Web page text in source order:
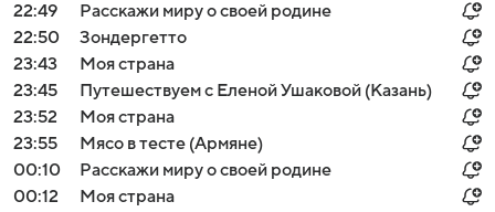
22:49
Расскажи миру о своей родине
22:50
Зондергетто
23:43
Моя страна
23:45
Путешествуем с Еленой Ушаковой (Казань)
23:52
Моя страна
23:55
Мясо в тесте (Армяне)
00:10
Расскажи миру о своей родине
00:12
Моя страна